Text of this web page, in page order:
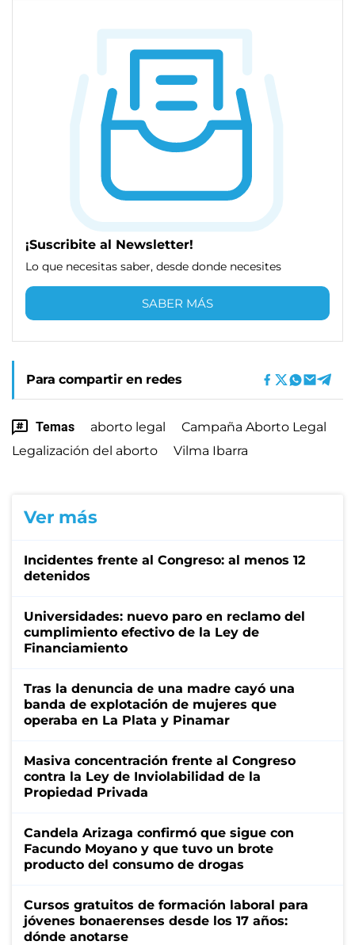
¡Suscribite al Newsletter!
Lo que necesitas saber, desde donde necesites
SABER MÁS
Para compartir en redes
Temas aborto legal
Campaña Aborto Legal
Legalización del aborto
Vilma Ibarra
Ver más
Incidentes frente al Congreso: al menos 12
detenidos
Universidades: nuevo paro en reclamo del
cumplimiento efectivo de la Ley de
Financiamiento
Tras la denuncia de una madre cayó una
banda de explotación de mujeres que
operaba en La Plata y Pinamar
Masiva concentración frente al Congreso
contra la Ley de Inviolabilidad de la
Propiedad Privada
Candela Arizaga confirmó que sigue con
Facundo Moyano y que tuvo un brote
producto del consumo de drogas
Cursos gratuitos de formación laboral para
jóvenes bonaerenses desde los 17 años:
dónde anotarse